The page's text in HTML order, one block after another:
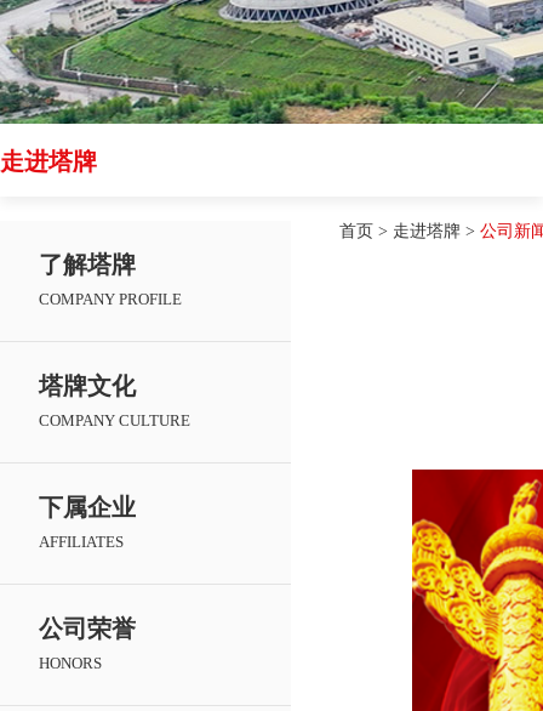
走进塔牌
了解塔牌
COMPANY PROFILE
塔牌文化
COMPANY CULTURE
下属企业
AFFILIATES
公司荣誉
HONORS
首页 > 走进塔牌 > 公司新